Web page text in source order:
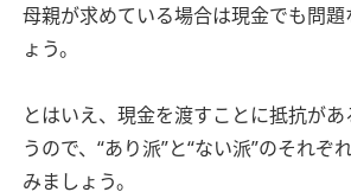
母親が求めている場合は現金でも問
ょう。
とはいえ、現金を渡すことに抵抗が
うので、“あり派”と“ない派”のそれぞ
みましょう。